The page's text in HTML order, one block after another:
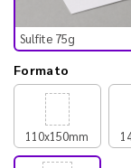
Sulfite 75g
Formato
110x150mm